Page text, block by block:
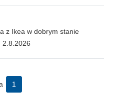
z Ikea w dobrym stanie
2.8.2026
1